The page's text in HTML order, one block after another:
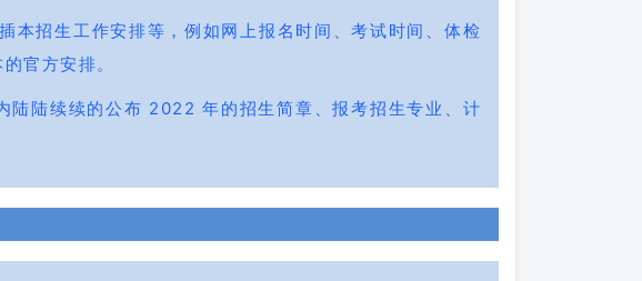
招生工作安排等，例如网上报名时间、考试时间、体检
官方安排。
陆陆续续的公布 2022 年的招生简章、报考招生专业、计